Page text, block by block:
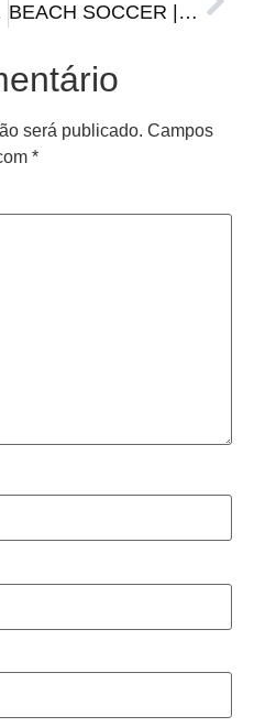
BEACH SOCCER | Santiago estreia com derrota, mas segue vivo na competição
será publicado. Campos
*